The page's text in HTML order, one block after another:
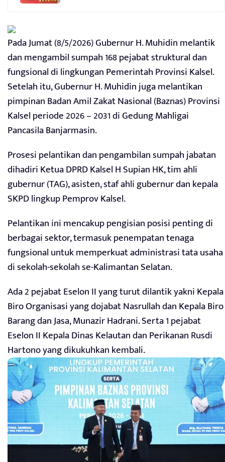
Pada Jumat (8/5/2026) Gubernur H. Muhidin melantik
dan mengambil sumpah 168 pejabat struktural dan
fungsional di lingkungan Pemerintah Provinsi Kalsel.
Setelah itu, Gubernur H. Muhidin juga melantikan
pimpinan Badan Amil Zakat Nasional (Baznas) Provinsi
Kalsel periode 2026 – 2031 di Gedung Mahligai
Pancasila Banjarmasin.
Prosesi pelantikan dan pengambilan sumpah jabatan
dihadiri Ketua DPRD Kalsel H Supian HK, tim ahli
gubernur (TAG), asisten, staf ahli gubernur dan kepala
SKPD lingkup Pemprov Kalsel.
Pelantikan ini mencakup pengisian posisi penting di
berbagai sektor, termasuk penempatan tenaga
fungsional untuk memperkuat administrasi tata usaha
di sekolah-sekolah se-Kalimantan Selatan.
Ada 2 pejabat Eselon II yang turut dilantik yakni Kepala
Biro Organisasi yang dojabat Nasrullah dan Kepala Biro
Barang dan Jasa, Munazir Hadrani. Serta 1 pejabat
Eselon II Kepala Dinas Kelautan dan Perikanan Rusdi
Hartono yang dikukuhkan kembali.